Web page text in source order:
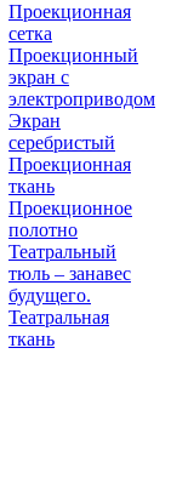
Проекционная
сетка
Проекционный
экран с
электроприводом
Экран
серебристый
Проекционная
ткань
Проекционное
полотно
Театральный
тюль – занавес
будущего.
Театральная
ткань